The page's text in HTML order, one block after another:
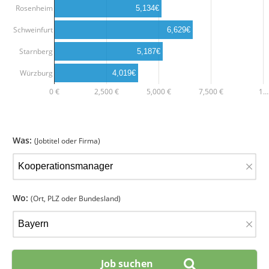
0 € 2,500 € 5,000 € 7,500 € 1…
Rosenheim
Schweinfurt
Starnberg
Würzburg
5,134€
6,629€
5,187€
4,019€
Was: (Jobtitel oder Firma)
×
Wo: (Ort, PLZ oder Bundesland)
×